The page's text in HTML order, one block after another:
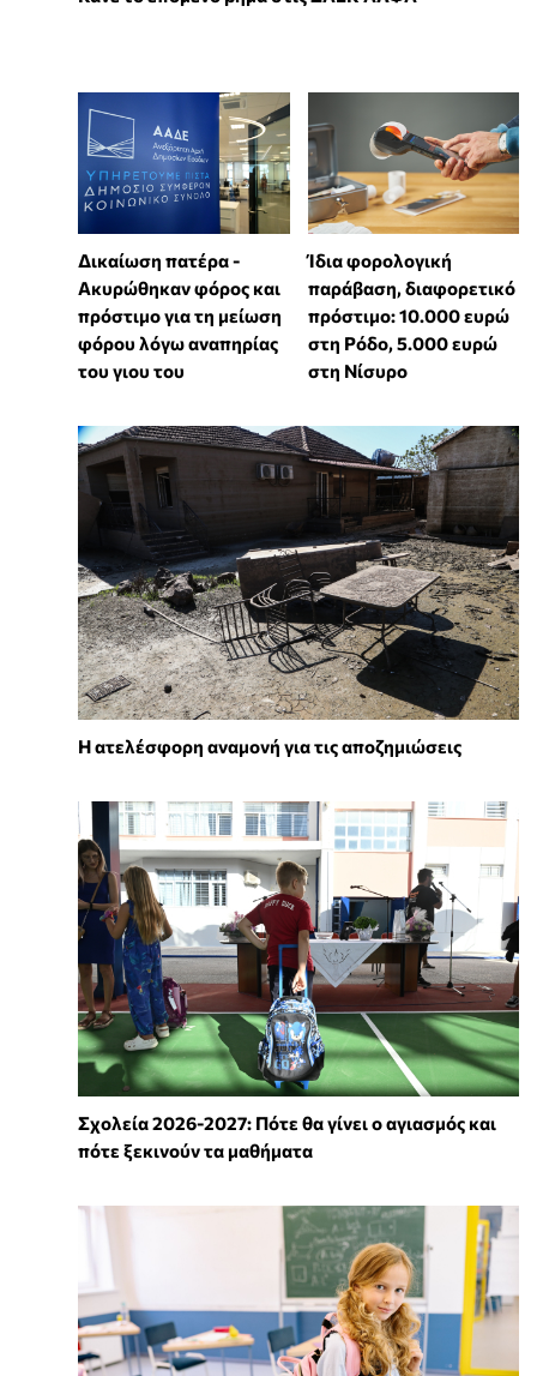
Δικαίωση πατέρα -
Ακυρώθηκαν φόρος και
πρόστιμο για τη μείωση
φόρου λόγω αναπηρίας
του γιου του
Ίδια φορολογική
παράβαση, διαφορετικό
πρόστιμο: 10.000 ευρώ
στη Ρόδο, 5.000 ευρώ
στη Νίσυρο
Η ατελέσφορη αναμονή για τις αποζημιώσεις
Σχολεία 2026-2027: Πότε θα γίνει ο αγιασμός και
πότε ξεκινούν τα μαθήματα